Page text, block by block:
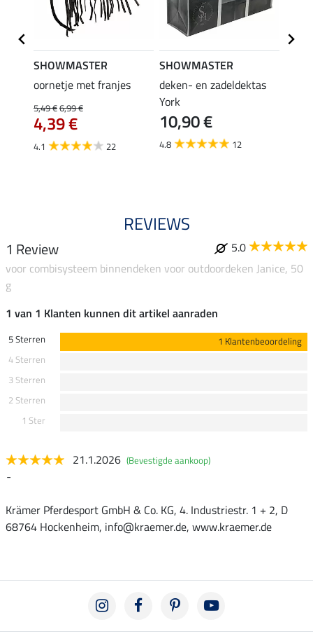
SHOWMASTER
oornetje met franjes
5,49 €6,99 €
4,39 €
4.1 22
SHOWMASTER
deken- en zadeldektas
York
10,90 €
4.8 12
REVIEWS
1 Review
5.0
voor combisysteem binnendeken voor outdoordeken Janice, 50
g
1 van 1 Klanten kunnen dit artikel aanraden
5 Sterren
1 Klantenbeoordeling
4 Sterren
3 Sterren
2 Sterren
1 Ster
21.1.2026 (Bevestigde aankoop)
-
Krämer Pferdesport GmbH & Co. KG, 4. Industriestr. 1 + 2, D
68764 Hockenheim, info@kraemer.de, www.kraemer.de